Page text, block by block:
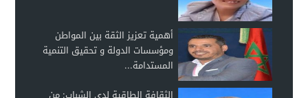
أهمية تعزيز الثقة بين المواطن
ومؤسسات الدولة و تحقيق التنمية
المستدامة...